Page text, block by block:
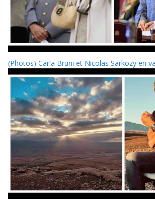
(Photos) Carla Bruni et Nicolas Sarkozy en